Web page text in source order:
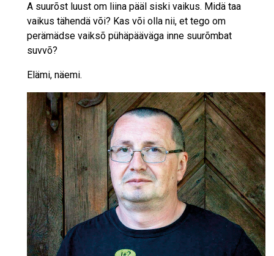
A suurõst luust om liina pääl siski vaikus. Midä taa
vaikus tähendä või? Kas või olla nii, et tego om
perämädse vaiksõ pühäpääväga inne suurõmbat
suvvõ?
Elämi, näemi.